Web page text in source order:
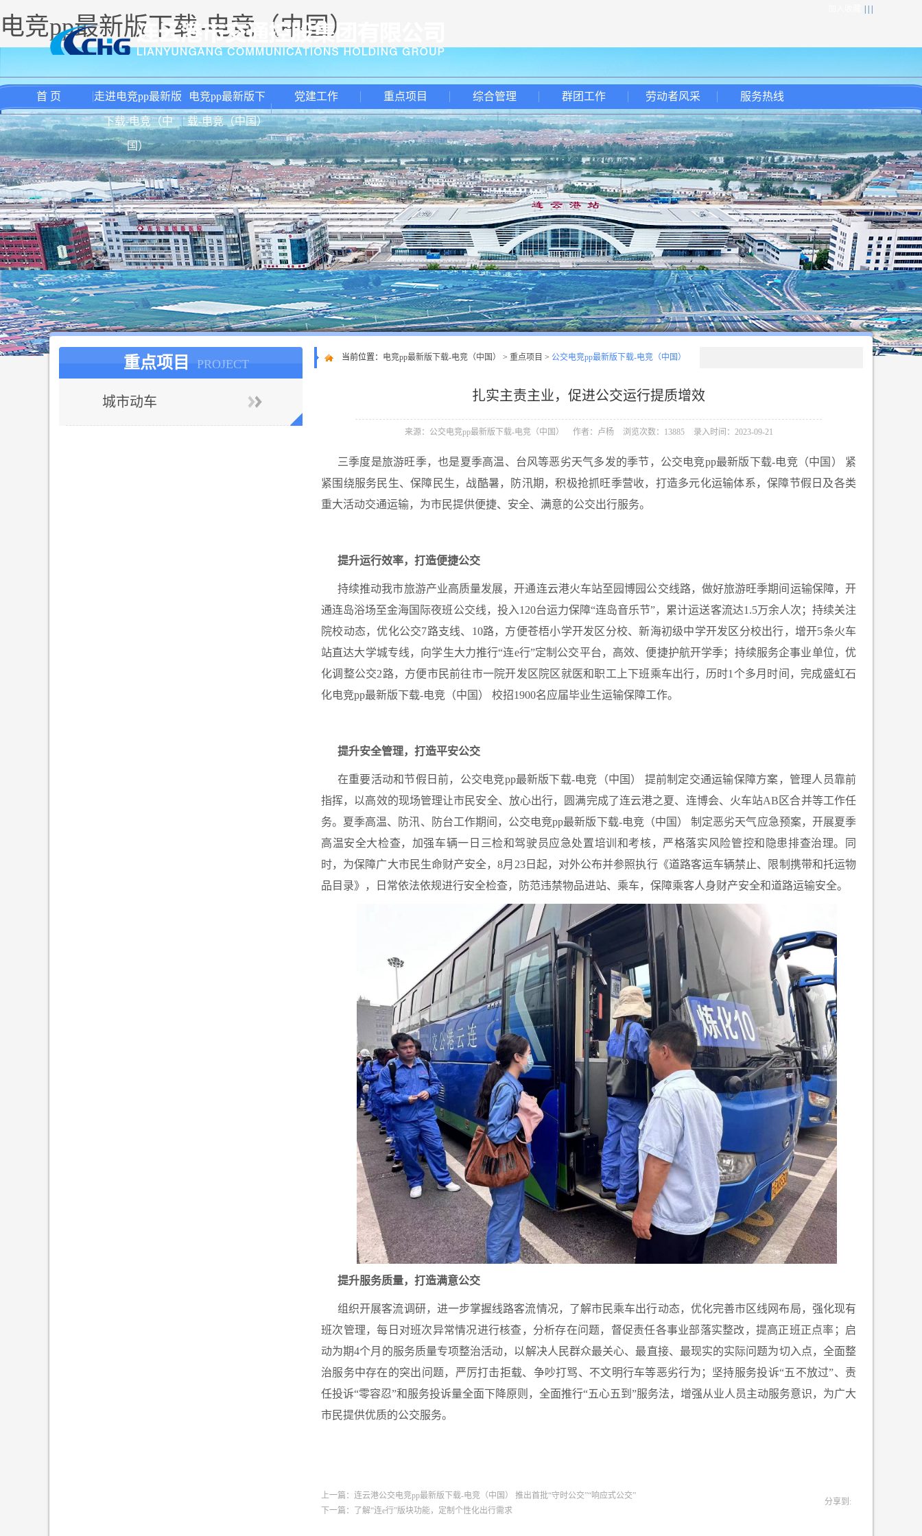
电竞pp最新版下载-电竞（中国）
首 页 走进电竞pp最新版
下载-电竞（中
国）
电竞pp最新版下
载-电竞（中国）
党建工作 重点项目 综合管理 群团工作 劳动者风采 服务热线
重点项目 PROJECT
城市动车
当前位置： 电竞pp最新版下载-电竞（中国） > 重点项目 > 公交电竞pp最新版下载-电竞（中国）
扎实主责主业，促进公交运行提质增效
来源：公交电竞pp最新版下载-电竞（中国） 作者：卢杨 浏览次数：13885 录入时间：2023-09-21
三季度是旅游旺季，也是夏季高温、台风等恶劣天气多发的季节，公交电竞pp最新版下载-电竞（中国） 紧
紧围绕服务民生、保障民生，战酷暑，防汛期，积极抢抓旺季营收，打造多元化运输体系，保障节假日及各类
重大活动交通运输，为市民提供便捷、安全、满意的公交出行服务。
提升运行效率，打造便捷公交
持续推动我市旅游产业高质量发展，开通连云港火车站至园博园公交线路，做好旅游旺季期间运输保障，开
通连岛浴场至金海国际夜班公交线，投入120台运力保障“连岛音乐节”，累计运送客流达1.5万余人次；持续关注
院校动态，优化公交7路支线、10路，方便苍梧小学开发区分校、新海初级中学开发区分校出行，增开5条火车
站直达大学城专线，向学生大力推行“连e行”定制公交平台，高效、便捷护航开学季；持续服务企事业单位，优
化调整公交2路，方便市民前往市一院开发区院区就医和职工上下班乘车出行，历时1个多月时间，完成盛虹石
化电竞pp最新版下载-电竞（中国） 校招1900名应届毕业生运输保障工作。
提升安全管理，打造平安公交
在重要活动和节假日前，公交电竞pp最新版下载-电竞（中国） 提前制定交通运输保障方案，管理人员靠前
指挥，以高效的现场管理让市民安全、放心出行，圆满完成了连云港之夏、连博会、 火车站AB 区合并等工作任
务。 夏季高温、防汛、防台工作期间，公交电竞pp最新版下载-电竞（中国） 制定恶劣天气应急预案，开展夏季
高温安全大检查，加强车辆一日三检和驾驶员应急处置培训和考核，严格落实风险管控和隐患排查治理。同
时，为保障广大市民生命财产安全，8月 23日起，对外公布并参照执行《道路客运车辆禁止、限制携带和托运物
品目录》，日常依法依规进行安全检查，防范违禁物品进站、乘车，保障乘客人身财产安全和道路运输安全。
提升服务质量，打造满意公交
组织开展客流调研，进一步掌握线路客流情况，了解市民乘车出行动态，优化完善市区线网布局，强化现有
班次管理，每日对班次异常情况进行核查，分析存在问题，督促责任各事业部落实整改，提高正班正点率； 启
动为期4个月的服务质量专项整治活动，以解决人民群众最关心、最直接、最现实的实际问题为切入点，全面整
治服务中存在的突出问题，严厉打击拒载、争吵打骂、不文明行车等恶劣行为；坚持服务投诉“五不放过”、责
任投诉“零容忍”和服务投诉量全面下降原则，全面推行“五心五到”服务法，增强从业人员主动服务意识，为广大
市民提供优质的公交服务。
上一篇：连云港公交电竞pp最新版下载-电竞（中国） 推出首批“守时公交”“响应式公交”
下一篇：了解“连e行”版块功能，定制个性化出行需求
分享到: